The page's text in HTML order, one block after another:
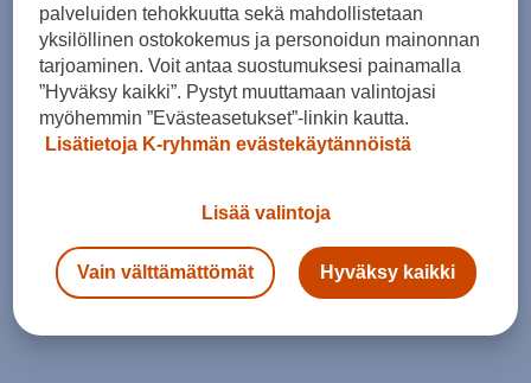
palveluiden tehokkuutta sekä mahdollistetaan
yksilöllinen ostokokemus ja personoidun mainonnan
tarjoaminen. Voit antaa suostumuksesi painamalla
”Hyväksy kaikki”. Pystyt muuttamaan valintojasi
myöhemmin ”Evästeasetukset”-linkin kautta.
Lisätietoja K-ryhmän evästekäytännöistä
Lisää valintoja
Vain välttämättömät Hyväksy kaikki